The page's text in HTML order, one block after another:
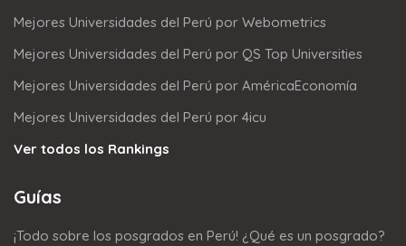
Mejores Universidades del Perú por Webometrics
Mejores Universidades del Perú por QS Top Universities
Mejores Universidades del Perú por AméricaEconomía
Mejores Universidades del Perú por 4icu
Ver todos los Rankings
Guías
¡Todo sobre los posgrados en Perú! ¿Qué es un posgrado?